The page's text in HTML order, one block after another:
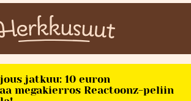
jatkuu: 10 euron
megakierros Reactoonz-peliin